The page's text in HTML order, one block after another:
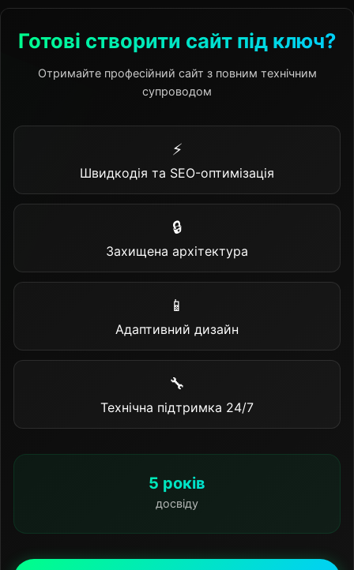
Готові створити сайт під ключ?
Отримайте професійний сайт з повним технічним
супроводом
⚡
Швидкодія та SEO-оптимізація
🔒
Захищена архітектура
📱
Адаптивний дизайн
🔧
Технічна підтримка 24/7
5 років
досвіду